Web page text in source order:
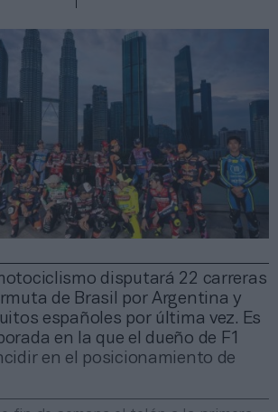
disputará 22 carreras
de Brasil por Argentina y
españoles por última vez. Es
en la que el dueño de F1
en el posicionamiento de